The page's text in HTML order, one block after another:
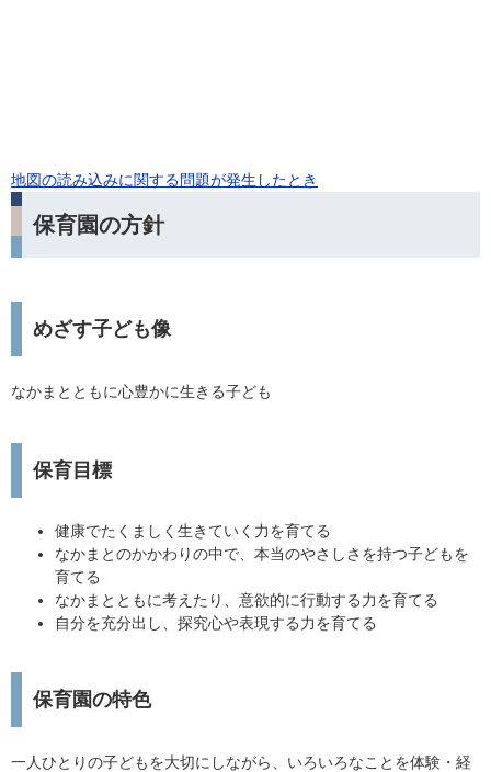
地図の読み込みに関する問題が発生したとき
保育園の方針
めざす子ども像
なかまとともに心豊かに生きる子ども
保育目標
健康でたくましく生きていく力を育てる
なかまとのかかわりの中で、本当のやさしさを持つ子どもを
育てる
なかまとともに考えたり、意欲的に行動する力を育てる
自分を充分出し、探究心や表現する力を育てる
保育園の特色
一人ひとりの子どもを大切にしながら、いろいろなことを体験・経